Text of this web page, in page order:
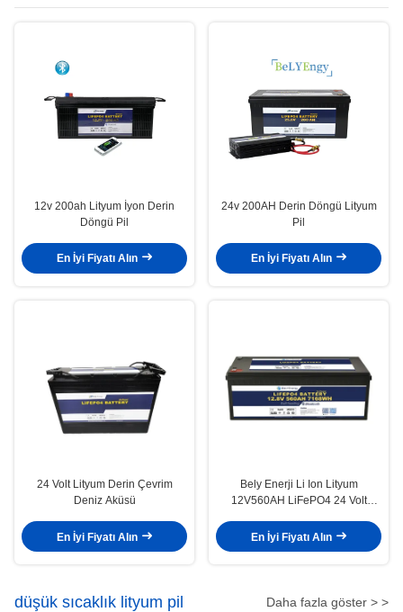
12v 200ah Lityum İyon Derin
Döngü Pil
En İyi Fiyatı Alın
24v 200AH Derin Döngü Lityum
Pil
En İyi Fiyatı Alın
24 Volt Lityum Derin Çevrim
Deniz Aküsü
En İyi Fiyatı Alın
Bely Enerji Li Ion Lityum
12V560AH LiFePO4 24 Volt
için
En İyi Fiyatı Alın
düşük sıcaklık lityum pil Daha fazla göster > >